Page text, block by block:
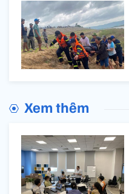
Xem thêm